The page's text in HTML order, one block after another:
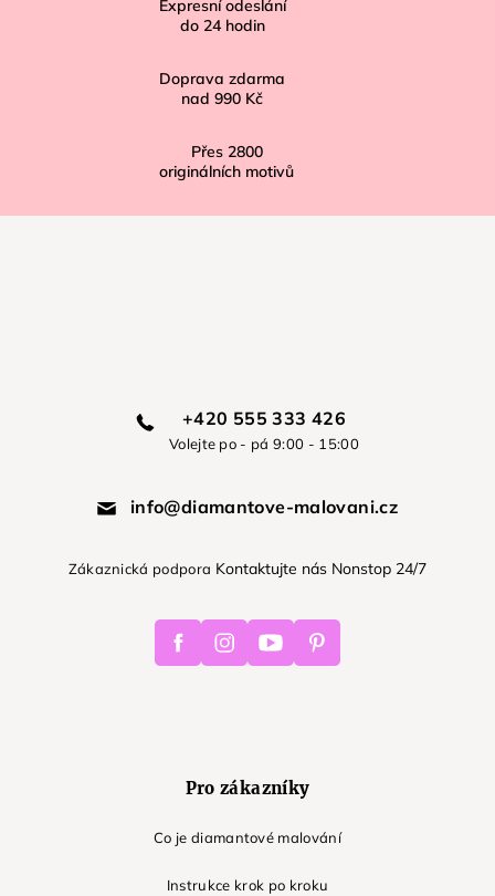
Expresní odeslání
do 24 hodin
Doprava zdarma
nad 990 Kč
Přes 2800
originálních motivů
+420 555 333 426
Volejte po - pá 9:00 - 15:00
info@diamantove-malovani.cz
Zákaznická podpora Kontaktujte nás Nonstop 24/7
FacebookInstagramYoutube Pinterest
Pro zákazníky
Co je diamantové malování
Instrukce krok po kroku